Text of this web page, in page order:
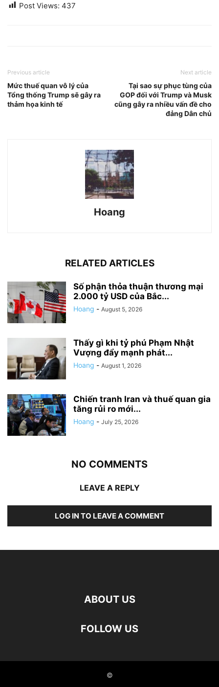
Post Views: 437
Previous article
Mức thuế quan vô lý của
Tổng thống Trump sẽ gây ra
thảm họa kinh tế
Next article
Tại sao sự phục tùng của
GOP đối với Trump và Musk
cũng gây ra nhiều vấn đề cho
đảng Dân chủ
Hoang
RELATED ARTICLES
Số phận thỏa thuận thương mại
2.000 tỷ USD của Bắc...
Hoang - August 5, 2026
Thấy gì khi tỷ phú Phạm Nhật
Vượng đẩy mạnh phát...
Hoang - August 1, 2026
Chiến tranh Iran và thuế quan gia
tăng rủi ro mới...
Hoang - July 25, 2026
NO COMMENTS
LEAVE A REPLY
LOG IN TO LEAVE A COMMENT
ABOUT US
FOLLOW US
©